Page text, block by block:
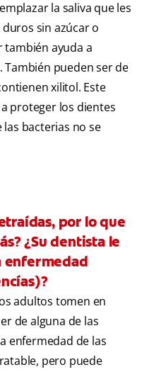
la saliva que les
sin azúcar o
también ayuda a
También pueden ser de
xilitol. Este
proteger los dientes
bacterias no se
por lo que
¿Su dentista le
enfermedad
adultos tomen en
de alguna de las
enfermedad de las
pero puede